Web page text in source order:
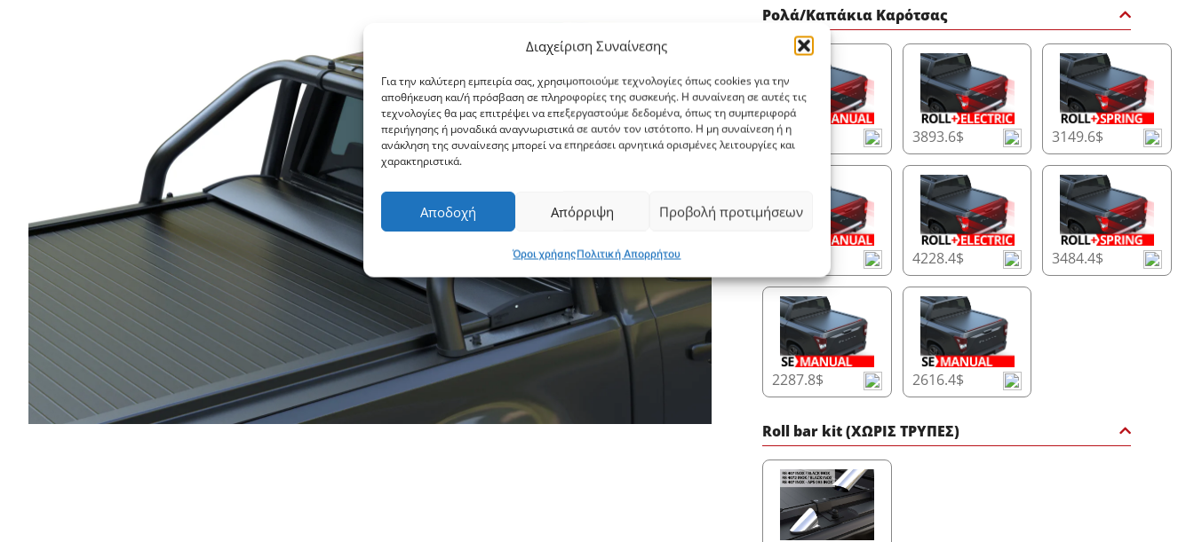
Διαχείριση Συναίνεσης
Για την καλύτερη εμπειρία σας, χρησιμοποιούμε τεχνολογίες όπως cookies για την
αποθήκευση και/ή πρόσβαση σε πληροφορίες της συσκευής. Η συναίνεση σε αυτές τις
τεχνολογίες θα μας επιτρέψει να επεξεργαστούμε δεδομένα, όπως τη συμπεριφορά
περιήγησης ή μοναδικά αναγνωριστικά σε αυτόν τον ιστότοπο. Η μη συναίνεση ή η
ανάκληση της συναίνεσης μπορεί να επηρεάσει αρνητικά ορισμένες λειτουργίες και
χαρακτηριστικά.
Αποδοχή Απόρριψη Προβολή προτιμήσεων
Όροι χρήσηςΠολιτική Απορρήτου
Ρολά/Καπάκια Καρότσας
2790$ 3893.6$ 3149.6$
4228.4$ 3484.4$
2287.8$ 2616.4$
Roll bar kit (ΧΩΡΙΣ ΤΡΥΠΕΣ)